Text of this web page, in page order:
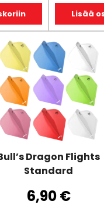
Lisää
Dragon Flights
Standard
6,90€
Tällä
tuotteella
on
useampi
muunnelma.
Voit
tehdä
valinnat
sivulla.